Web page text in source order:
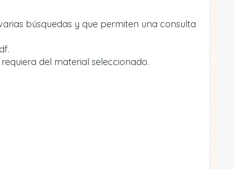
búsquedas y que permiten una consulta
del material seleccionado.